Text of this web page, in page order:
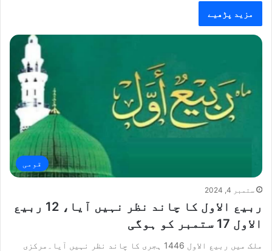
مزید پڑھیے
قومی
ستمبر 4, 2024
ربیع الاول کا چاند نظر نہیں آیا، 12 ربیع
الاول 17 ستمبر کو ہوگی
ملک میں ربیع الاول 1446 ہجری کا چاند نظر نہیں آیا۔مرکزی